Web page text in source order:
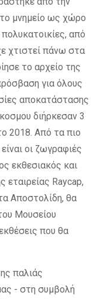
μνημείο ως χώρο
από
χτιστεί πάνω στα
το αρχείο της
για όλους
αποκατάστασης
διήρκεσαν 3
2018. Από τα πιο
οι ζωγραφιές
εκθεσιακός και
εταιρείας Raycap,
Αποστολίδη, θα
Μουσείου
που θα
παλιάς
- στη συμβολή